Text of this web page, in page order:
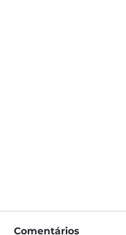
Comentários